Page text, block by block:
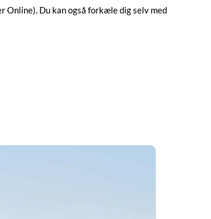
Online). Du kan også forkæle dig selv med